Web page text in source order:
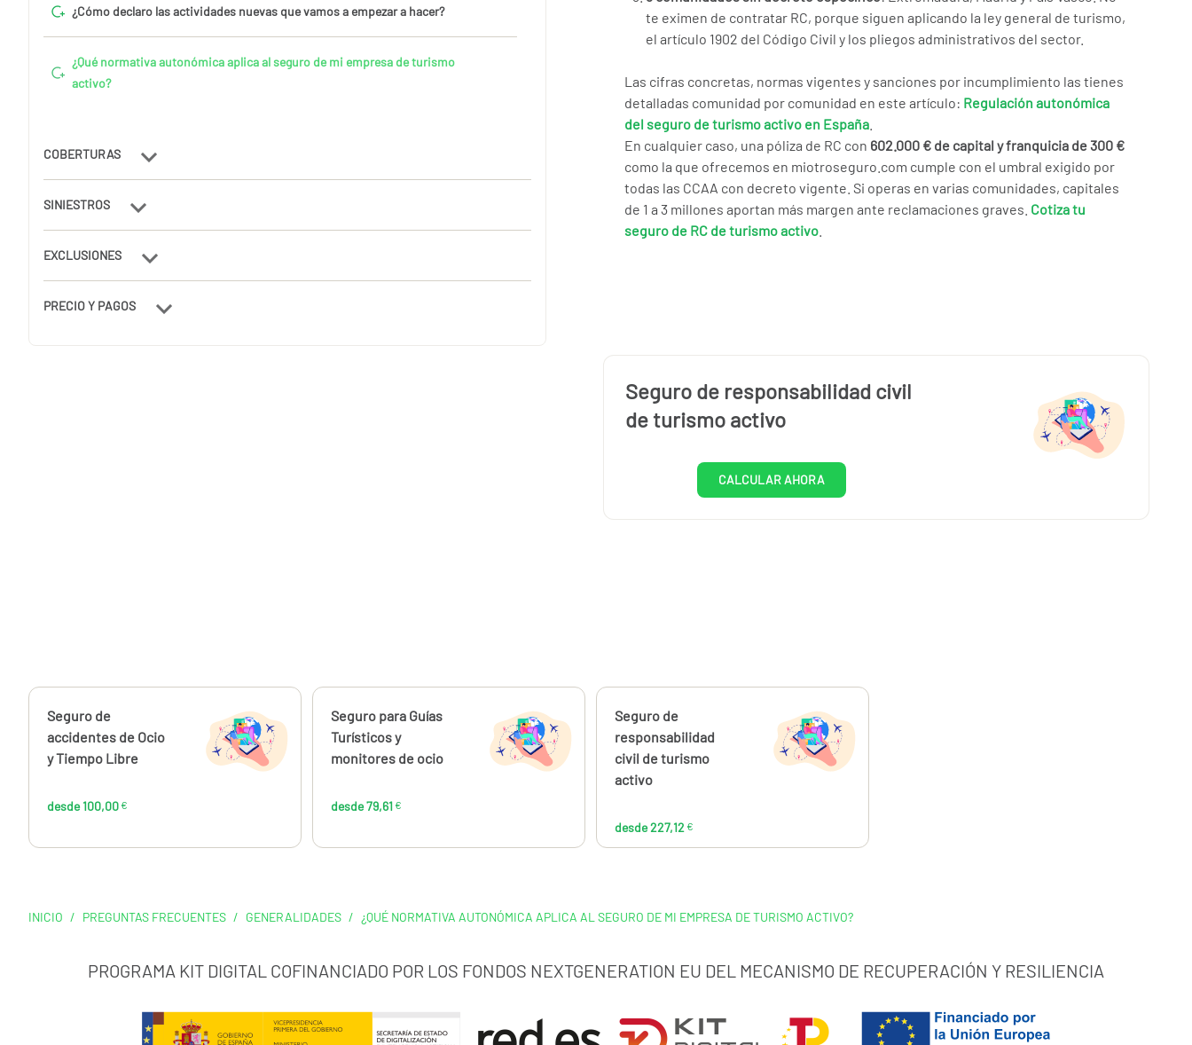
¿Cómo declaro las actividades nuevas que vamos a empezar a hacer?
¿Qué normativa autonómica aplica al seguro de mi empresa de turismo
activo?
COBERTURAS
SINIESTROS
EXCLUSIONES
PRECIO Y PAGOS
te eximen de contratar RC, porque siguen aplicando la ley general de turismo,
el artículo 1902 del Código Civil y los pliegos administrativos del sector.
Las cifras concretas, normas vigentes y sanciones por incumplimiento las tienes
detalladas comunidad por comunidad en este artículo: Regulación autonómica
del seguro de turismo activo en España
En cualquier caso, una póliza de RC con 602.000 € de capital y franquicia de 300 €
como la que ofrecemos en miotroseguro.com cumple con el umbral exigido por
todas las CCAA con decreto vigente. Si operas en varias comunidades, capitales
de 1 a 3 millones aportan más margen ante reclamaciones graves. Cotiza tu
seguro de RC de turismo activo
Seguro de responsabilidad civil
de turismo activo
CALCULAR AHORA
Calcúlalo ahora
Seguro de
accidentes de Ocio
y Tiempo Libre
desde 100,00 €
100,00
Calcúlalo ahora
Seguro para Guías
Turísticos y
monitores de ocio
desde 79,61 €
79,61 €
Calcúlalo ahora
Seguro de
responsabilidad
civil de turismo
activo
desde 227,12 €
227,12 €
INICIO / PREGUNTAS FRECUENTES / GENERALIDADES / ¿QUÉ NORMATIVA AUTONÓMICA APLICA AL SEGURO DE MI EMPRESA DE TURISMO ACTIVO?
PROGRAMA KIT DIGITAL COFINANCIADO POR LOS FONDOS NEXTGENERATION EU DEL MECANISMO DE RECUPERACIÓN Y RESILIENCIA